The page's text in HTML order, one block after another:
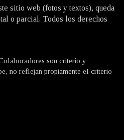
sitio web (fotos y textos), queda
o parcial. Todos los derechos
son criterio y
no reflejan propiamente el criterio